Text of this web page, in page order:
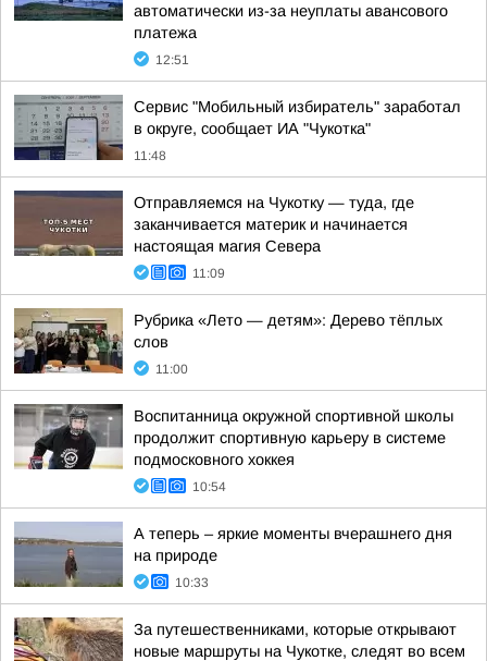
автоматически из-за неуплаты авансового
платежа
12:51
Сервис "Мобильный избиратель" заработал
в округе, сообщает ИА "Чукотка"
11:48
Отправляемся на Чукотку — туда, где
заканчивается материк и начинается
настоящая магия Севера
11:09
Рубрика «Лето — детям»: Дерево тёплых
слов
11:00
Воспитанница окружной спортивной школы
продолжит спортивную карьеру в системе
подмосковного хоккея
10:54
А теперь – яркие моменты вчерашнего дня
на природе
10:33
За путешественниками, которые открывают
новые маршруты на Чукотке, следят во всем